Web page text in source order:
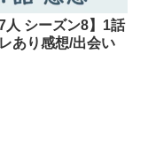
7人 シーズン8】1話
あり感想/出会い